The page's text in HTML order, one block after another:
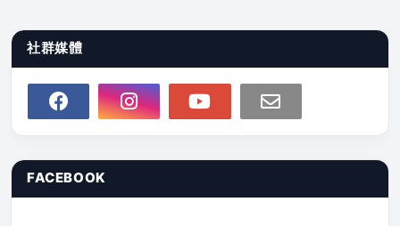
社群媒體
FACEBOOK